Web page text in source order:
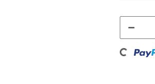
Loading...